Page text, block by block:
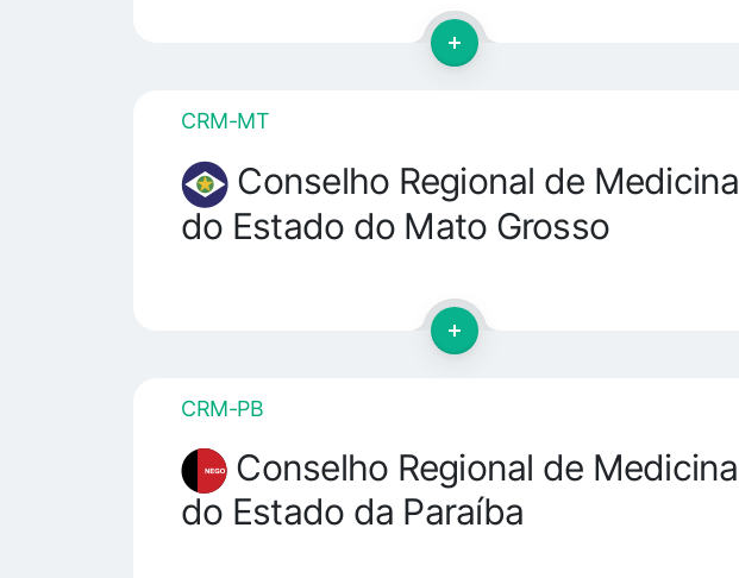
CRM-MT
Conselho Regional de Medicina
do Estado do Mato Grosso
CRM-PB
Conselho Regional de Medicina
do Estado da Paraíba